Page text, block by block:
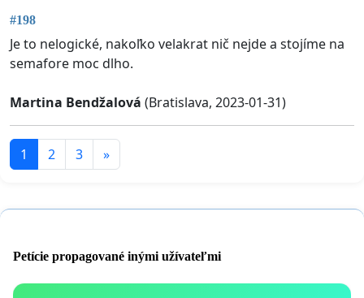
#198
Je to nelogické, nakoľko velakrat nič nejde a stojíme na
semafore moc dlho.
Martina Bendžalová (Bratislava, 2023-01-31)
1 2 3 »
Petície propagované inými užívateľmi